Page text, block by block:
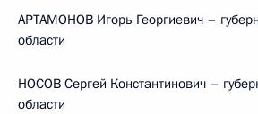
АРТАМОНОВ Игорь Георгиевич –
области
НОСОВ Сергей Константинович –
области